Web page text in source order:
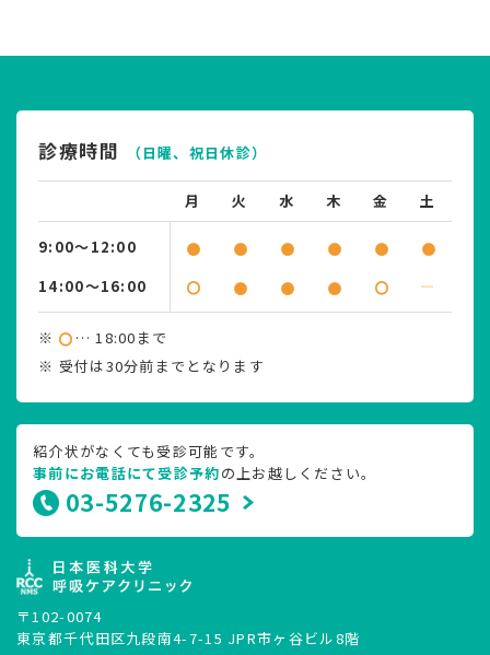
診療時間 （日曜、祝日休診）
月 火 水 木 金 土
9:00～12:00
14:00～16:00
―
※
… 18:00まで
※ 受付は30分前までとなります
紹介状がなくても受診可能です。
事前にお電話にて受診予約の上お越しください。
03-5276-2325
〒102-0074
東京都千代田区九段南4-7-15 JPR市ヶ谷ビル8階